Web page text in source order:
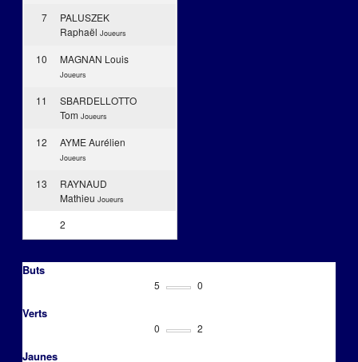
7
PALUSZEK
Raphaël Joueurs
10 MAGNAN Louis
Joueurs
11
SBARDELLOTTO
Tom Joueurs
12 AYME Aurélien
Joueurs
13
RAYNAUD
Mathieu Joueurs
2
Buts
5 0
Verts
0 2
Jaunes